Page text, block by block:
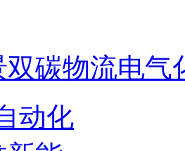
双碳物流电气